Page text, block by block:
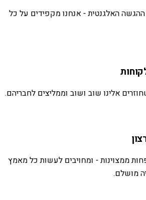
האלגנטית - אנחנו מקפידים על כל
אלינו שוב ושוב וממליצים לחבריהם.
ממצוינות - ומחויבים לעשות כל מאמץ
מושלם.